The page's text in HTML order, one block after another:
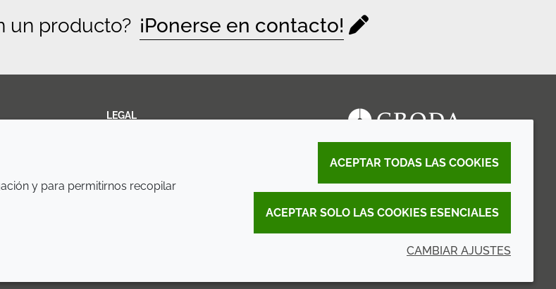
un producto? ¡Ponerse en contacto!
LEGAL
y para permitirnos recopilar
ACEPTAR TODAS LAS COOKIES
ACEPTAR SOLO LAS COOKIES ESENCIALES
CAMBIAR AJUSTES